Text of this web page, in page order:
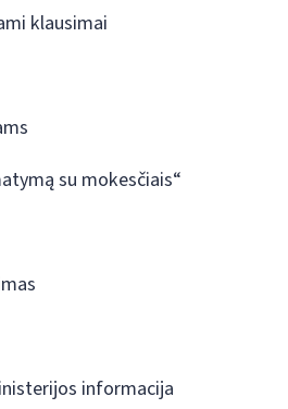
klausimai
su mokesčiais“
informacija